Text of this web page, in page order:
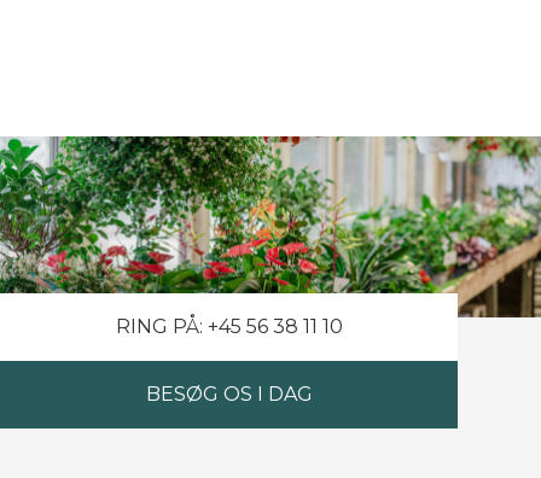
RING PÅ: +45 56 38 11 10
BESØG OS I DAG